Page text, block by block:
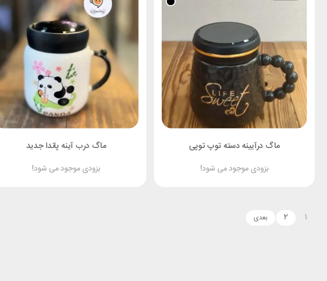
ماگ درآیینه دسته توپ توپی
بزودی موجود می شود!
ماگ درب آینه پاندا جدید
بزودی موجود می شود!
۱ ۲